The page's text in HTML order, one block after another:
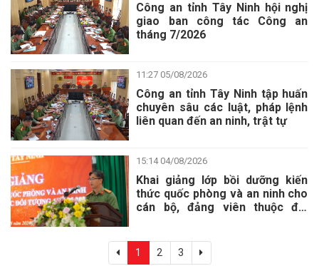
Công an tỉnh Tây Ninh hội nghị
giao ban công tác Công an
tháng 7/2026
11:27 05/08/2026
Công an tỉnh Tây Ninh tập huấn
chuyên sâu các luật, pháp lệnh
liên quan đến an ninh, trật tự
15:14 04/08/2026
Khai giảng lớp bồi dưỡng kiến
thức quốc phòng và an ninh cho
cán bộ, đảng viên thuộc đối
1 2 3